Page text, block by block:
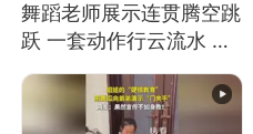
舞蹈老师展示连贯腾空跳
跃 一套动作行云流水 节
到又舞又武的？